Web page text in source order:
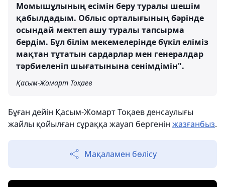
Момышұлының есімін беру туралы шешім
қабылдадым. Облыс орталығының бәрінде
осындай мектеп ашу туралы тапсырма
бердім. Бұл білім мекемелерінде бүкіл еліміз
мақтан тұтатын сардарлар мен генералдар
тәрбиеленіп шығатынына сенімдімін".
Қасым-Жомарт Тоқаев
Бұған дейін Қасым-Жомарт Тоқаев денсаулығы
жайлы қойылған сұраққа жауап бергенін жазғанбыз.
Мақаламен бөлісу